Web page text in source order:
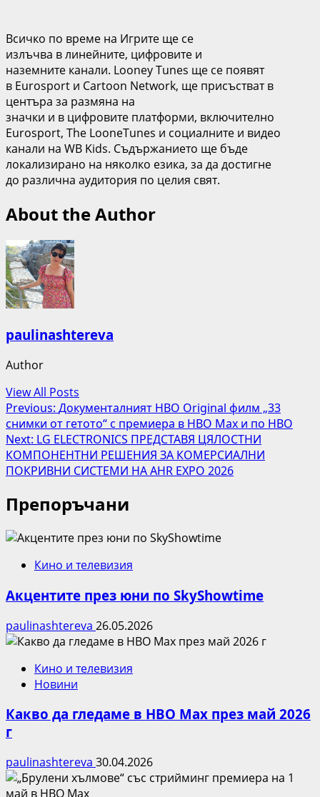
Всичко по време на Игрите ще се
излъчва влинейните, цифровите и
наземните канали. Looney Tunes ще се появят
в Eurosport и Cartoon Network, ще присъстват в
центъра за размяна на
значки и в цифровите платформи, включително
Eurosport, The LooneTunes и социалните и видео
канали на WB Kids. Съдържанието ще бъде
локализирано на няколко езика, за да достигне
до различна аудитория по целия свят.
About the Author
paulinashtereva
Author
View All Posts
Post
navigation
Previous: Документалният HBO Original филм „33
снимки от гетото“ с премиера в HBO Max и по HBO
Next: LG ELECTRONICS ПРЕДСТАВЯ ЦЯЛОСТНИ
КОМПОНЕНТНИ РЕШЕНИЯ ЗА КОМЕРСИАЛНИ
ПОКРИВНИ СИСТЕМИ НА AHR EXPO 2026
Препоръчани
Кино и телевизия
Акцентите през юни по SkyShowtime
paulinashtereva 26.05.2026
Кино и телевизия
Новини
Какво да гледаме в HBO Max през май 2026
г
paulinashtereva 30.04.2026